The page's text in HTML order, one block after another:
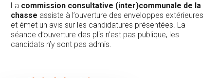
La commission consultative (inter)communale de la
chasse assiste à l’ouverture des enveloppes extérieures
et émet un avis sur les candidatures présentées. La
séance d’ouverture des plis n’est pas publique, les
candidats n’y sont pas admis.